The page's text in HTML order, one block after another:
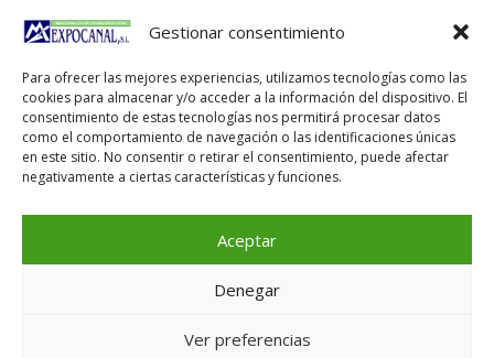
Gestionar consentimiento
Para ofrecer las mejores experiencias, utilizamos tecnologías como las
cookies para almacenar y/o acceder a la información del dispositivo. El
consentimiento de estas tecnologías nos permitirá procesar datos
como el comportamiento de navegación o las identificaciones únicas
en este sitio. No consentir o retirar el consentimiento, puede afectar
negativamente a ciertas características y funciones.
Aceptar
Denegar
Ver preferencias
Polígono el Portazgo, nave 59
50011 Zaragoza
Tel 976 24 96 83
exposicion@expocanal.es
Aviso Legal
Política de cookies